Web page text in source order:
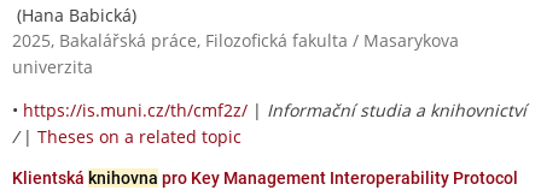
(Hana Babická)
2025, Bakalářská práce, Filozofická fakulta / Masarykova
univerzita
• https://is.muni.cz/th/cmf2z/ | Informační studia a knihovnictví
/ | Theses on a related topic
Klientská knihovna pro Key Management Interoperability Protocol